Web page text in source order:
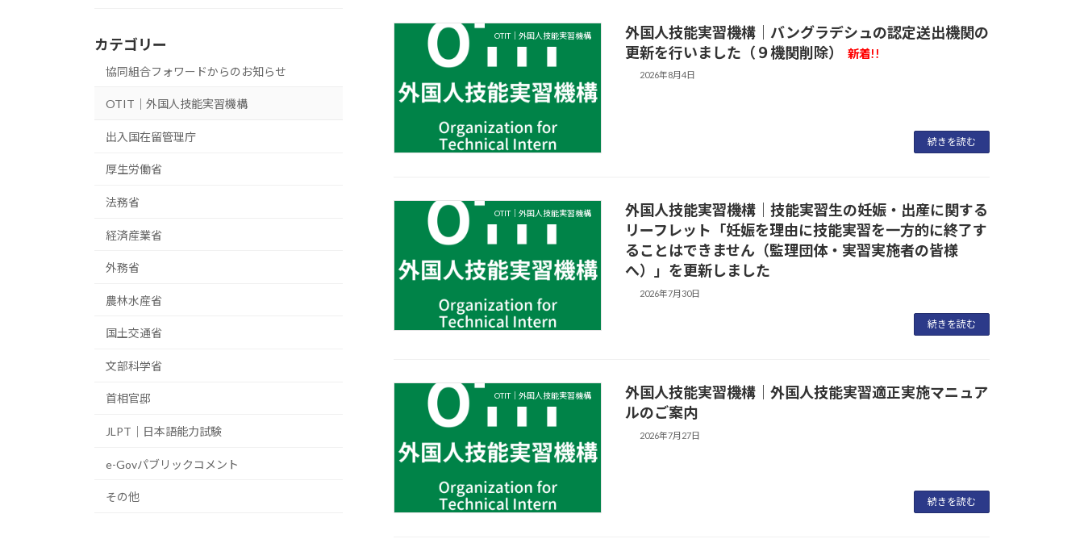
OTIT｜外国人技能実習機構
外国人技能実習機構｜バングラデシュの認定送出機関の
更新を行いました（９機関削除）
新着!!
2026年8月4日
続きを読む
OTIT｜外国人技能実習機構
外国人技能実習機構｜技能実習生の妊娠・出産に関する
リーフレット「妊娠を理由に技能実習を一方的に終了す
ることはできません（監理団体・実習実施者の皆様
へ）」を更新しました
2026年7月30日
続きを読む
OTIT｜外国人技能実習機構
外国人技能実習機構｜外国人技能実習適正実施マニュア
ルのご案内
2026年7月27日
続きを読む
カテゴリー
協同組合フォワードからのお知らせ
OTIT｜外国人技能実習機構
出入国在留管理庁
厚生労働省
法務省
経済産業省
外務省
農林水産省
国土交通省
文部科学省
首相官邸
JLPT｜日本語能力試験
e-Govパブリックコメント
その他